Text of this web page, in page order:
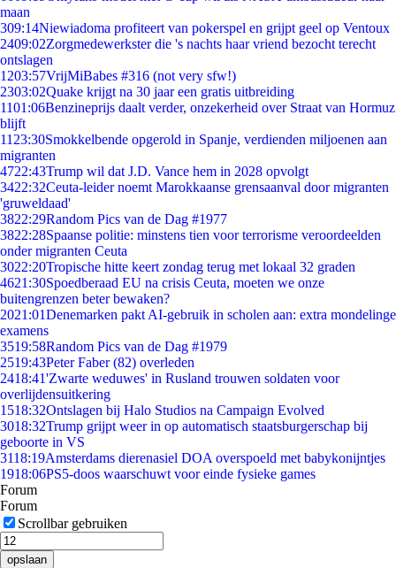
maan
309:14Niewiadoma profiteert van pokerspel en grijpt geel op Ventoux
2409:02Zorgmedewerkster die 's nachts haar vriend bezocht terecht
ontslagen
1203:57VrijMiBabes #316 (not very sfw!)
2303:02Quake krijgt na 30 jaar een gratis uitbreiding
1101:06Benzineprijs daalt verder, onzekerheid over Straat van Hormuz
blijft
11 23:30Smokkelbende opgerold in Spanje, verdienden miljoenen aan
migranten
4722:43Trump wil dat J.D. Vance hem in 2028 opvolgt
3422:32Ceuta-leider noemt Marokkaanse grensaanval door migranten
'gruweldaad'
3822:29Random Pics van de Dag #1977
3822:28Spaanse politie: minstens tien voor terrorisme veroordeelden
onder migranten Ceuta
3022:20Tropische hitte keert zondag terug met lokaal 32 graden
4621:30Spoedberaad EU na crisis Ceuta, moeten we onze
buitengrenzen beter bewaken?
2021:01Denemarken pakt AI-gebruik in scholen aan: extra mondelinge
examens
3519:58Random Pics van de Dag #1979
2519:43Peter Faber (82) overleden
2418:41'Zwarte weduwes' in Rusland trouwen soldaten voor
overlijdensuitkering
1518:32Ontslagen bij Halo Studios na Campaign Evolved
3018:32Trump grijpt weer in op automatisch staatsburgerschap bij
geboorte in VS
3118:19Amsterdams dierenasiel DOA overspoeld met babykonijntjes
1918:06PS5-doos waarschuwt voor einde fysieke games
Forum
Forum
Scrollbar gebruiken
opslaan